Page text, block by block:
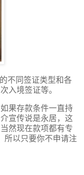
不同签证类型和各
入境签证等。
果存款条件一直持
宣传说是永居，这
然现在款项都有专
所以只要你不申请注